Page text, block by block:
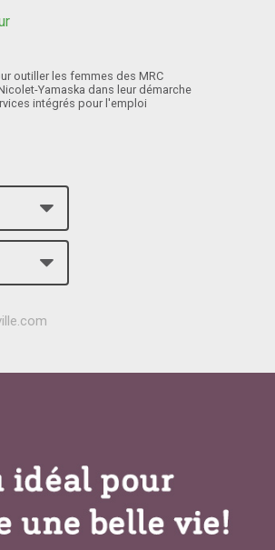
outiller les femmes des MRC
Yamaska dans leur démarche
intégrés pour l'emploi